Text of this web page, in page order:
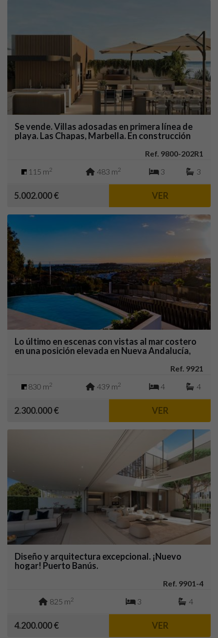
Se vende. Villas adosadas en primera línea de
playa. Las Chapas, Marbella. En construcción
Ref. 9800-202R1
115 m2 483 m2 3 3
5.002.000 € VER
Lo último en escenas con vistas al mar costero
en una posición elevada en Nueva Andalucía,
Ref. 9921
830 m2 439 m2 4 4
2.300.000 € VER
Diseño y arquitectura excepcional. ¡Nuevo
hogar! Puerto Banús.
Ref. 9901-4
825 m2 3 4
4.200.000 € VER